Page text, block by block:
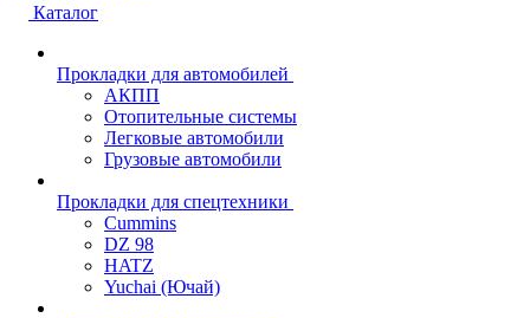
Каталог
Прокладки для автомобилей
АКПП
Отопительные системы
Легковые автомобили
Грузовые автомобили
Прокладки для спецтехники
Cummins
DZ 98
HATZ
Yuchai (Ючай)